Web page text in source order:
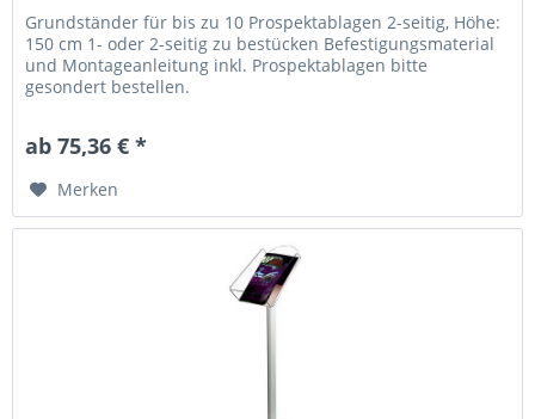
Grundständer für bis zu 10 Prospektablagen 2-seitig, Höhe:
150 cm 1- oder 2-seitig zu bestücken Befestigungsmaterial
und Montageanleitung inkl. Prospektablagen bitte
gesondert bestellen.
ab 75,36 € *
Merken